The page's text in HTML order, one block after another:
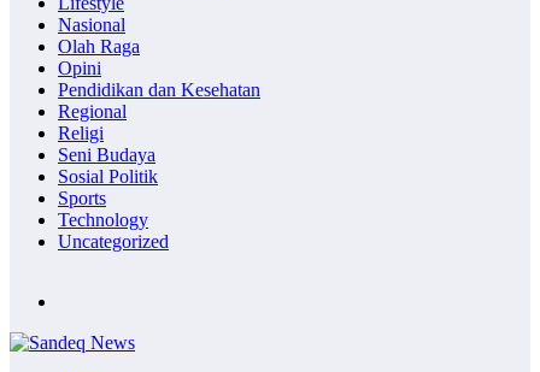
Nasional
Olah Raga
Opini
Pendidikan dan Kesehatan
Regional
Religi
Seni Budaya
Sosial Politik
Sports
Technology
Uncategorized